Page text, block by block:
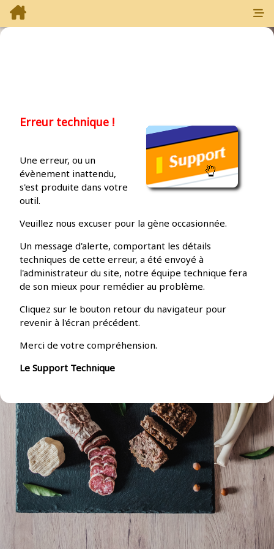
Erreur technique !
Une erreur, ou un
évènement inattendu,
s'est produite dans votre
outil.
Veuillez nous excuser pour la gène occasionnée.
Un message d'alerte, comportant les détails
techniques de cette erreur, a été envoyé à
l'administrateur du site, notre équipe technique fera
de son mieux pour remédier au problème.
Cliquez sur le bouton retour du navigateur pour
revenir à l'écran précédent.
Merci de votre compréhension.
Le Support Technique